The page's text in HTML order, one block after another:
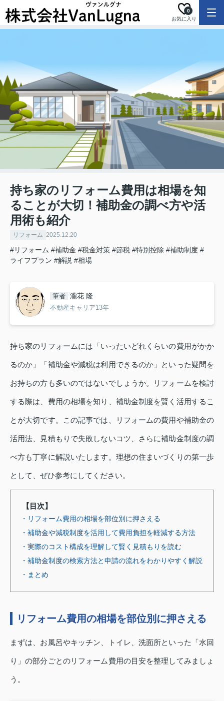
お気に入り
0
持ち家のリフォーム費用は相場を知
ることが大切！補助金の調べ方や活
用術も紹介
リフォーム 2025.12.20
#リフォーム #補助金 #税金対策 #節税 #特別控除 #補助制度 #
ライフプラン #解説 #相場
筆者 瀧花 隆
不動産キャリア13年
持ち家のリフォームには「いったいどれくらいの費用がかか
るのか」「補助金や減税は利用できるのか」といった疑問を
お持ちの方も多いのではないでしょうか。リフォームを検討
する際は、費用の相場を知り、補助金制度を賢く活用するこ
とが大切です。この記事では、リフォームの費用や補助金の
活用法、見積もりで失敗しないコツ、さらに補助金制度の調
べ方も丁寧に解説いたします。理想の住まいづくりの第一歩
として、ぜひ参考にしてください。
【目次】
・リフォーム費用の相場を部位別に押さえる
・補助金や減税制度を活用して費用負担を軽減する方法
・実際のコスト構成を理解して賢く見積もりを読む
・補助金制度の検索方法と申請の流れをわかりやすく解説
・まとめ
リフォーム費用の相場を部位別に押さえる
まずは、お風呂やキッチン、トイレ、洗面所といった「水回
り」の部分ごとのリフォーム費用の目安を整理してみましょ
う。